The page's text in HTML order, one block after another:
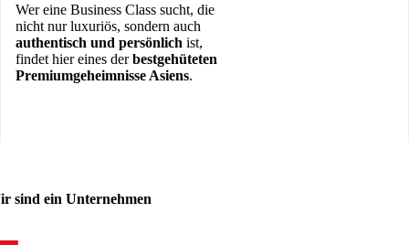
Wer eine Business Class sucht, die
nicht nur luxuriös, sondern auch
authentisch und persönlich ist,
findet hier eines derbestgehüteten
Premiumgeheimnisse Asiens.
sind ein Unternehmen